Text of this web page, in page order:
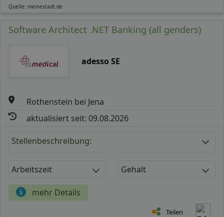
Quelle: meinestadt.de
Software Architect .NET Banking (all genders)
adesso SE
Rothenstein bei Jena
aktualisiert seit: 09.08.2026
Stellenbeschreibung:
Arbeitszeit Gehalt
mehr Details
Teilen